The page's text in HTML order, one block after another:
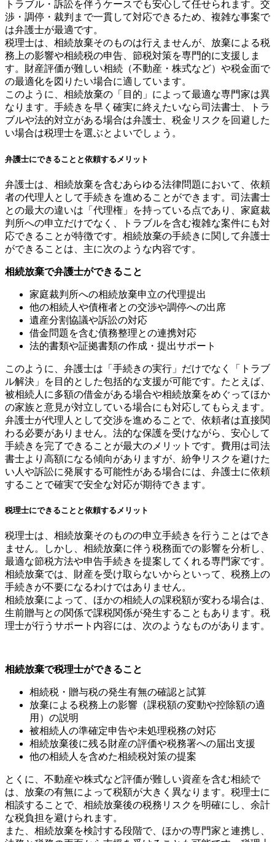
トラブル・訴訟を伴うケースでも安心して任せられます。交
渉・調停・裁判まで一貫して対応できるため、複雑な事案で
は弁護士が最適です。
税理士は、相続放棄そのものは行えませんが、放棄による税
務上の影響や相続税の申告、節税対策を専門的に支援しま
す。財産評価が難しい相続（不動産・株式など）や税金面で
の最適化を図りたい場合に適しています。
このように、相続放棄の「目的」によって最適な専門家は異
なります。手続きを早く確実に終えたいなら司法書士、トラ
ブルや法的対立がある場合は弁護士、税金リスクを回避した
い場合は税理士を選ぶとよいでしょう。
弁護士にできることと依頼するメリット
弁護士は、相続放棄を含むあらゆる法律問題において、依頼
者の代理人として手続きを進めることができます。司法書士
との最大の違いは「代理権」を持っている点であり、家庭裁
判所への申立だけでなく、トラブルを含む複雑な案件にも対
応できることが特徴です。相続放棄の手続きに関して弁護士
ができることは、主に次のような内容です。
相続放棄で弁護士ができること
家庭裁判所への相続放棄申立の代理提出
他の相続人や債権者との交渉や調停への出席
遺産分割協議や訴訟の対応
借金問題を含む債務整理との連携対応
法的書類や証拠書類の作成・提出サポート
このように、弁護士は「手続きの実行」だけでなく「トラブ
ル解決」を目的とした包括的な支援が可能です。たとえば、
被相続人に多額の借金がある場合や相続放棄をめぐってほか
の家族と意見が対立している場合にも対応してもらえます。
弁護士が代理人として交渉を進めることで、依頼者は直接関
わる必要がありません。法的な保護を受けながら、安心して
手続きを完了できることが最大のメリットです。費用は司法
書士より高額になる傾向がありますが、紛争リスクを避けた
い人や訴訟に発展する可能性がある場合には、弁護士に依頼
することで確実で安全な対応が期待できます。
税理士にできることと依頼するメリット
税理士は、相続放棄そのものの申立手続きを行うことはでき
ません。しかし、相続放棄に伴う税務面での影響を分析し、
最適な節税方法や申告手続きを提案してくれる専門家です。
相続放棄では、財産を受け取らないからといって、税務上の
手続きが不要になるわけではありません。
相続放棄によって、ほかの相続人の課税額が変わる場合は、
生前贈与との関係で課税関係が発生することもあります。税
理士が行うサポート内容には、次のようなものがあります。
相続放棄で税理士ができること
相続税・贈与税の発生有無の確認と試算
放棄による税務上の影響（課税額の変動や控除額の適
用）の説明
被相続人の準確定申告や未処理税務の対応
相続放棄後に残る財産の評価や税務署への届出支援
他の相続人を含めた相続税対策の提案
とくに、不動産や株式など評価が難しい資産を含む相続で
は、放棄の有無によって税額が大きく異なります。税理士に
相談することで、相続放棄後の税務リスクを明確にし、余計
な税負担を避けられます。
また、相続放棄を検討する段階で、ほかの専門家と連携し、